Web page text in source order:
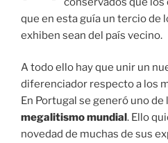
que en esta guía un tercio de
exhiben sean del país vecino.
A todo ello hay que unir un
diferenciador respecto a los
En Portugal se generó uno
megalitismo mundial. Ello
novedad de muchas de sus